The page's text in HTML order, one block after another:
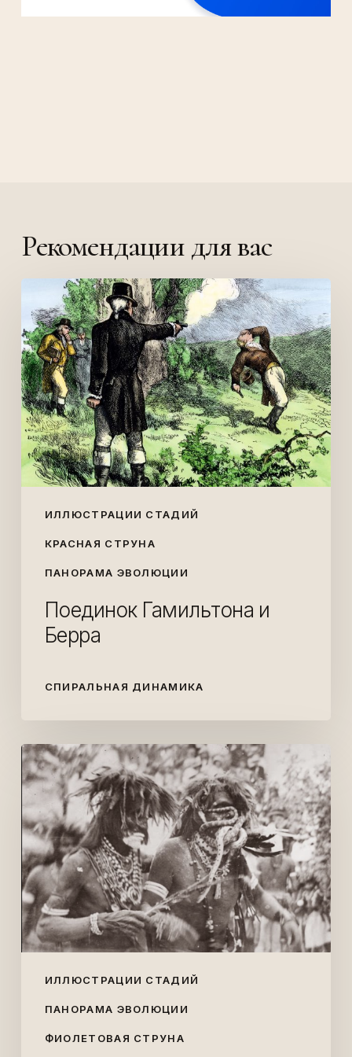
Рекомендации для вас
ИЛЛЮСТРАЦИИ СТАДИЙ
КРАСНАЯ СТРУНА
ПАНОРАМА ЭВОЛЮЦИИ
Поединок
Гамильтона
и
Берра
Поединок Гамильтона и
Берра
СПИРАЛЬНАЯ ДИНАМИКА
ИЛЛЮСТРАЦИИ СТАДИЙ
ПАНОРАМА ЭВОЛЮЦИИ
ФИОЛЕТОВАЯ СТРУНА
Танец
змеи